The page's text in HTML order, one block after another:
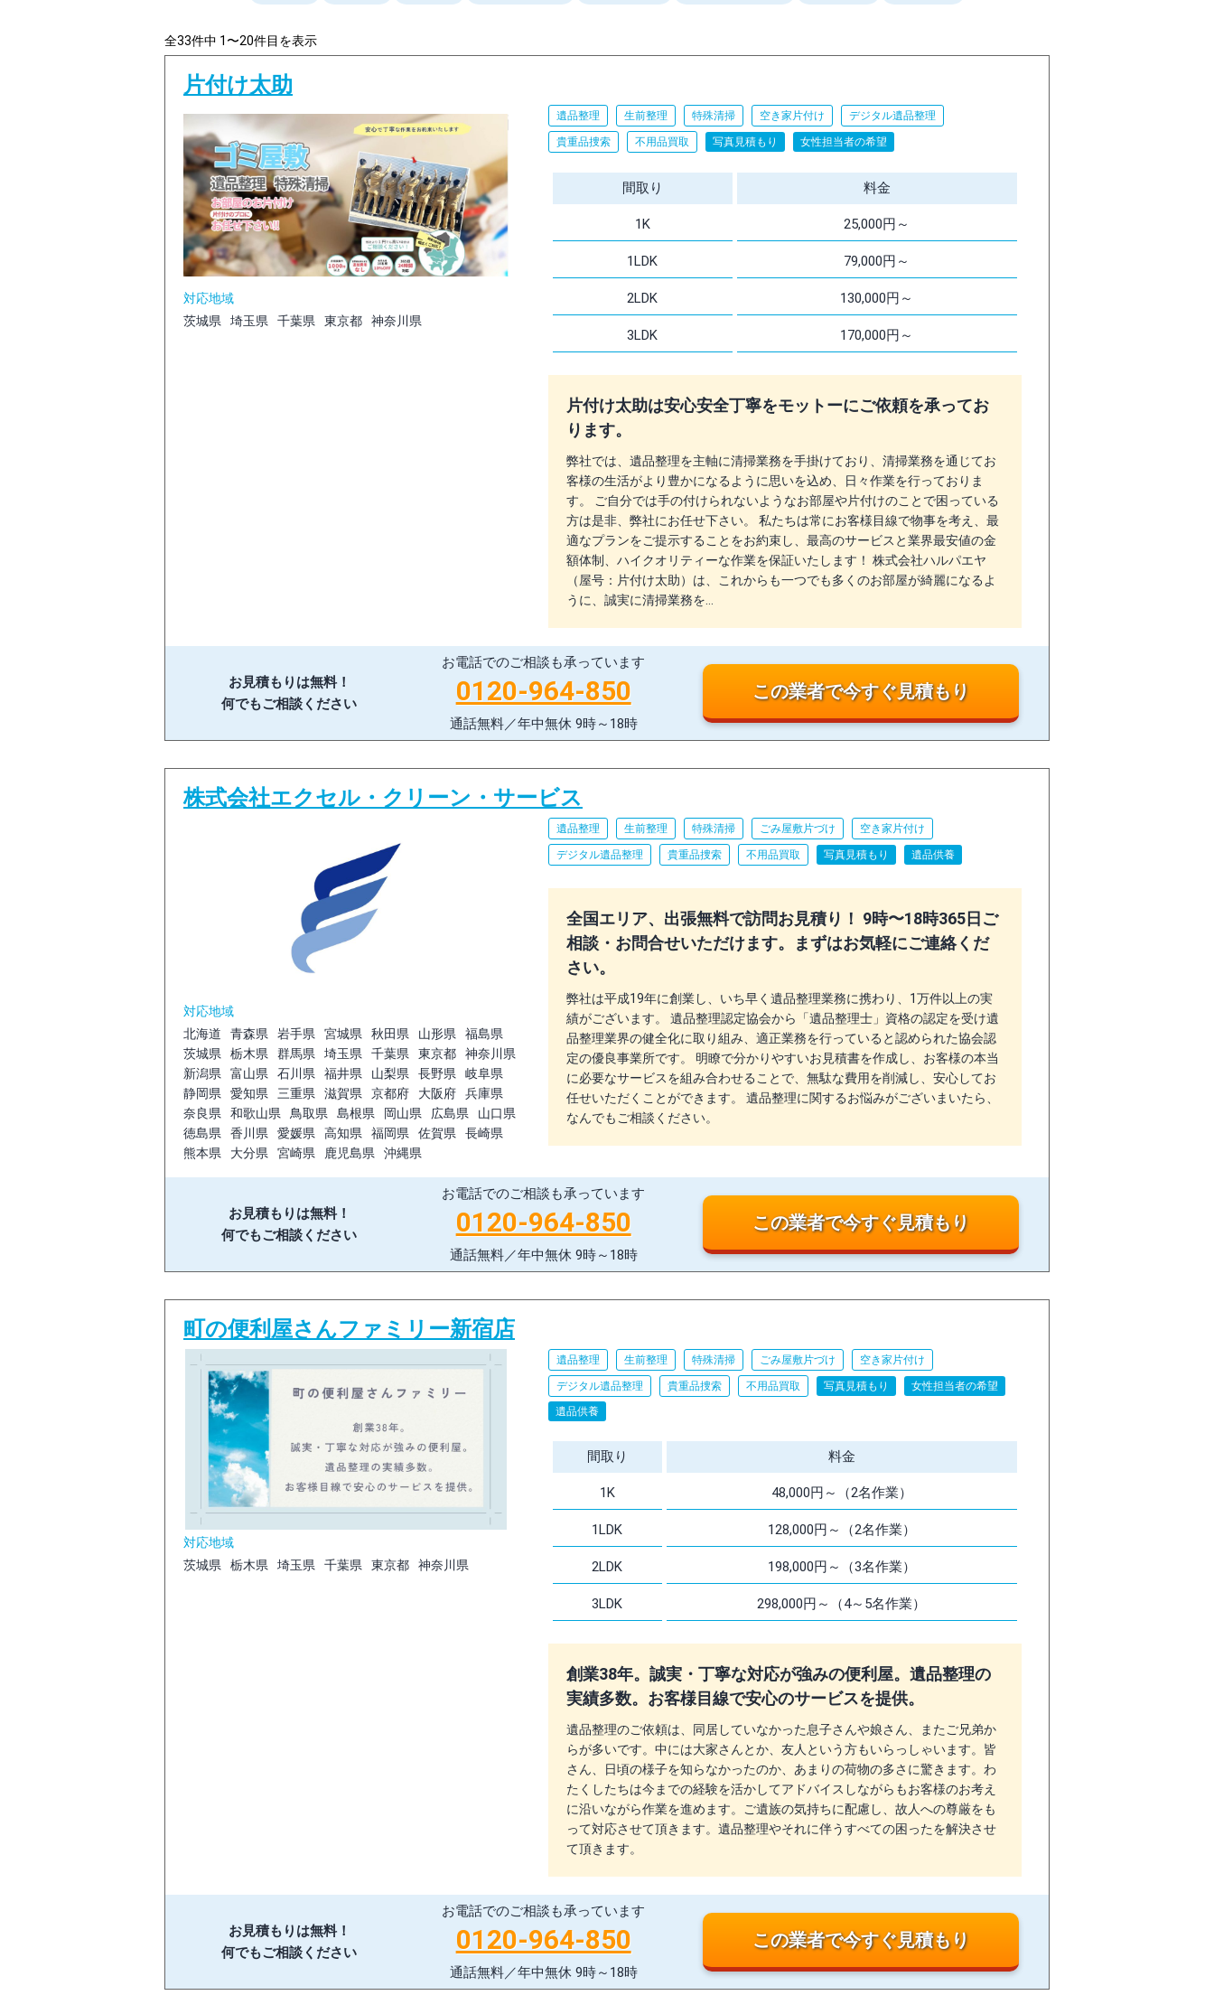
全33件中 1〜20件目を表示
片付け太助
対応地域
茨城県
埼玉県 千葉県 東京都 神奈川県
遺品整理 生前整理 特殊清掃 空き家片付け デジタル遺品整理
貴重品捜索 不用品買取 写真見積もり 女性担当者の希望
間取り 料金
1K 25,000円～
1LDK 79,000円～
2LDK 130,000円～
3LDK 170,000円～
片付け太助は安心安全丁寧をモットーにご依頼を承ってお
ります。
弊社では、遺品整理を主軸に清掃業務を手掛けており、清掃業務を通じてお
客様の生活がより豊かになるように思いを込め、日々作業を行っておりま
す。 ご自分では手の付けられないようなお部屋や片付けのことで困っている
方は是非、弊社にお任せ下さい。 私たちは常にお客様目線で物事を考え、最
適なプランをご提示することをお約束し、最高のサービスと業界最安値の金
額体制、ハイクオリティーな作業を保証いたします！ 株式会社ハルパエヤ
（屋号：片付け太助）は、これからも一つでも多くのお部屋が綺麗になるよ
うに、誠実に清掃業務を…
お見積もりは無料！
何でもご相談ください
お電話でのご相談も承っています
0120-964-850
通話無料／年中無休 9時～18時
この業者で今すぐ見積もり
株式会社エクセル・クリーン・サービス
対応地域
北海道
青森県 岩手県 宮城県 秋田県 山形県
福島県
茨城県
栃木県 群馬県 埼玉県 千葉県 東京都
神奈川県
新潟県
富山県 石川県 福井県 山梨県 長野県
岐阜県
静岡県
愛知県 三重県 滋賀県 京都府 大阪府
兵庫県
奈良県
和歌山県 鳥取県 島根県 岡山県 広島県
山口県
徳島県
香川県 愛媛県 高知県 福岡県 佐賀県
長崎県
熊本県
大分県 宮崎県 鹿児島県 沖縄県
遺品整理 生前整理 特殊清掃 ごみ屋敷片づけ 空き家片付け
デジタル遺品整理 貴重品捜索 不用品買取 写真見積もり 遺品供養
全国エリア、出張無料で訪問お見積り！ 9時〜18時365日ご
相談・お問合せいただけます。まずはお気軽にご連絡くだ
さい。
弊社は平成19年に創業し、いち早く遺品整理業務に携わり、1万件以上の実
績がございます。 遺品整理認定協会から「遺品整理士」資格の認定を受け遺
品整理業界の健全化に取り組み、適正業務を行っていると認められた協会認
定の優良事業所です。 明瞭で分かりやすいお見積書を作成し、お客様の本当
に必要なサービスを組み合わせることで、無駄な費用を削減し、安心してお
任せいただくことができます。 遺品整理に関するお悩みがございまいたら、
なんでもご相談ください。
お見積もりは無料！
何でもご相談ください
お電話でのご相談も承っています
0120-964-850
通話無料／年中無休 9時～18時
この業者で今すぐ見積もり
町の便利屋さんファミリー新宿店
対応地域
茨城県
栃木県 埼玉県 千葉県 東京都 神奈川県
遺品整理 生前整理 特殊清掃 ごみ屋敷片づけ 空き家片付け
デジタル遺品整理 貴重品捜索 不用品買取 写真見積もり
女性担当者の希望
遺品供養
間取り 料金
1K 48,000円～（2名作業）
1LDK 128,000円～（2名作業）
2LDK 198,000円～（3名作業）
3LDK 298,000円～（4～5名作業）
創業38年。誠実・丁寧な対応が強みの便利屋。遺品整理の
実績多数。お客様目線で安心のサービスを提供。
遺品整理のご依頼は、同居していなかった息子さんや娘さん、またご兄弟か
らが多いです。中には大家さんとか、友人という方もいらっしゃいます。皆
さん、日頃の様子を知らなかったのか、あまりの荷物の多さに驚きます。わ
たくしたちは今までの経験を活かしてアドバイスしながらもお客様のお考え
に沿いながら作業を進めます。ご遺族の気持ちに配慮し、故人への尊厳をも
って対応させて頂きます。遺品整理やそれに伴うすべての困ったを解決させ
て頂きます。
お見積もりは無料！
何でもご相談ください
お電話でのご相談も承っています
0120-964-850
通話無料／年中無休 9時～18時
この業者で今すぐ見積もり